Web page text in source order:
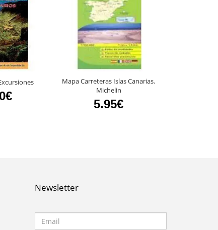
Mapa Carreteras Islas Canarias.
Michelin
5.95€
Newsletter